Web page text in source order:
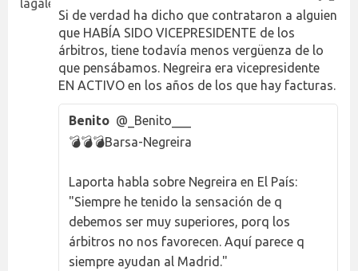
Si de verdad ha dicho que contrataron a alguien
que HABÍA SIDO VICEPRESIDENTE de los
árbitros, tiene todavía menos vergüenza de lo
que pensábamos. Negreira era vicepresidente
EN ACTIVO en los años de los que hay facturas.
Benito @_Benito___
💣💣💣Barsa-Negreira
Laporta habla sobre Negreira en El País:
"Siempre he tenido la sensación de q
debemos ser muy superiores, porq los
árbitros no nos favorecen. Aquí parece q
siempre ayudan al Madrid."